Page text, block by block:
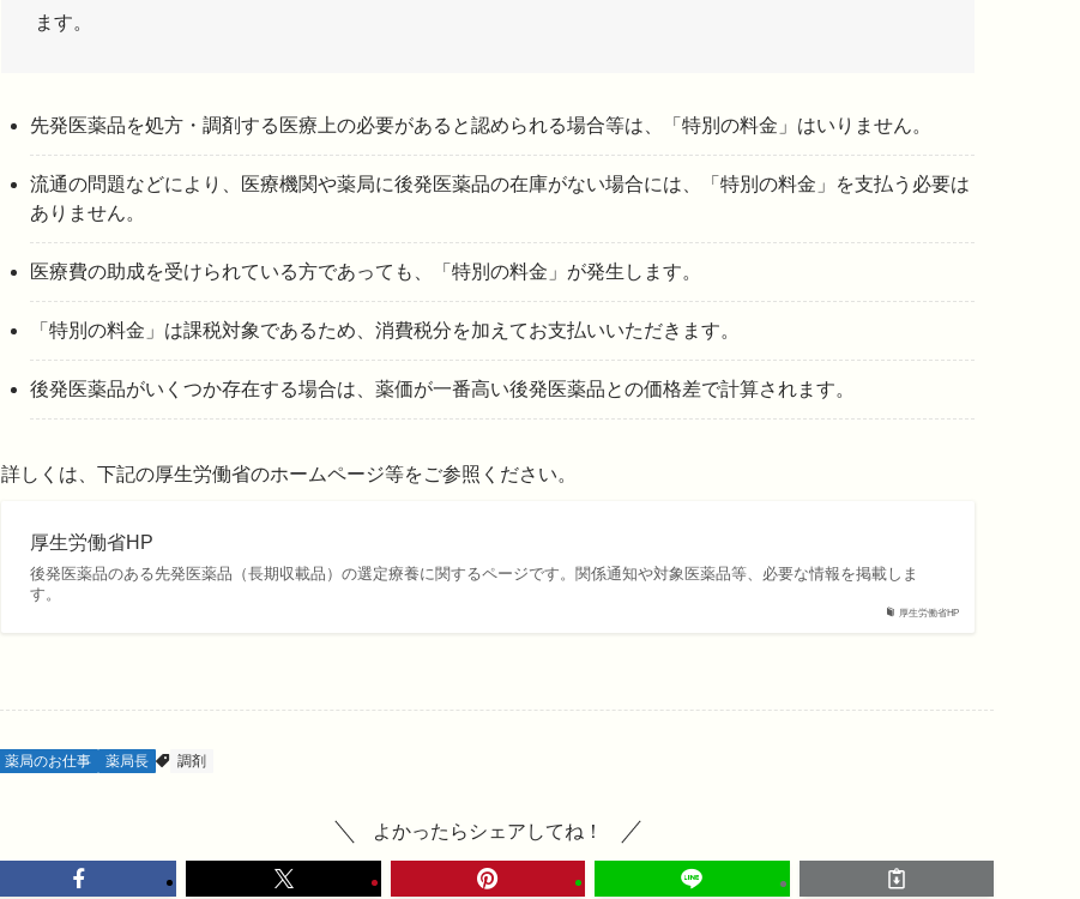
ます。
先発医薬品を処方・調剤する医療上の必要があると認められる場合等は、「特別の料金」はいりません。
流通の問題などにより、医療機関や薬局に後発医薬品の在庫がない場合には、「特別の料金」を支払う必要は
ありません。
医療費の助成を受けられている方であっても、「特別の料金」が発生します。
「特別の料金」は課税対象であるため、消費税分を加えてお支払いいただきます。
後発医薬品がいくつか存在する場合は、薬価が一番高い後発医薬品との価格差で計算されます。
詳しくは、下記の厚生労働省のホームページ等をご参照ください。
厚生労働省HP
厚生労働省HP
後発医薬品のある先発医薬品（長期収載品）の選定療養に関するページです。関係通知や対象医薬品等、必要な情報を掲載しま
す。
薬局のお仕事 薬局長 調剤
よかったらシェアしてね！